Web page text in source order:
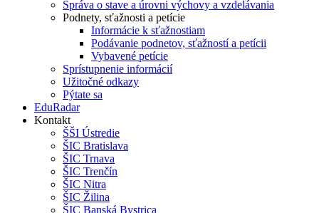
Správa o stave a úrovni výchovy a vzdelávania
Podnety, sťažnosti a petície
Informácie k sťažnostiam
Podávanie podnetov, sťažností a petícii
Vybavené petície
Sprístupnenie informácií
Užitočné odkazy
Pýtate sa
EduRadar
Kontakt
ŠŠI Ústredie
ŠIC Bratislava
ŠIC Trnava
ŠIC Trenčín
ŠIC Nitra
ŠIC Žilina
ŠIC Banská Bystrica